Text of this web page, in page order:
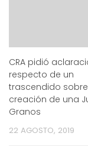
CRA pidió
respecto de un
trascendido
creación de una
Granos
22 AGOSTO, 2019